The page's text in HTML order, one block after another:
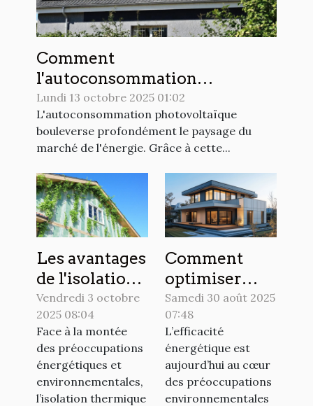
Comment
l'autoconsommation
photovoltaïque redéfinit-elle
le marché de l'énergie ?
Lundi 13 octobre 2025 01:02
L'autoconsommation photovoltaïque
bouleverse profondément le paysage du
marché de l'énergie. Grâce à cette...
Les avantages
de l'isolation
thermique
par l'extérieur
expliqués
Vendredi 3 octobre
2025 08:04
Face à la montée
des préoccupations
énergétiques et
environnementales,
l’isolation thermique
Comment
optimiser
l'efficacité
énergétique
grâce à
l'isolation
moderne ?
Samedi 30 août 2025
07:48
L’efficacité
énergétique est
aujourd’hui au cœur
des préoccupations
environnementales